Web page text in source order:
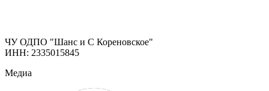
ЧУ ОДПО "Шанс и С Кореновское"
ИНН: 2335015845
Медиа